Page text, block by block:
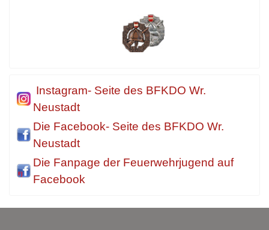
Instagram- Seite des BFKDO Wr.
Neustadt
Die Facebook- Seite des BFKDO Wr.
Neustadt
Die Fanpage der Feuerwehrjugend auf
Facebook